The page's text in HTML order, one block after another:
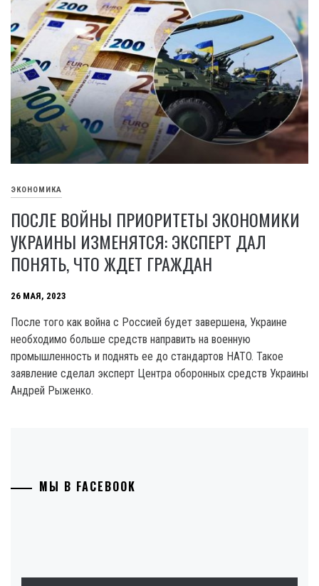
ЭКОНОМИКА
ПОСЛЕ ВОЙНЫ ПРИОРИТЕТЫ ЭКОНОМИКИ
УКРАИНЫ ИЗМЕНЯТСЯ: ЭКСПЕРТ ДАЛ
ПОНЯТЬ, ЧТО ЖДЕТ ГРАЖДАН
26 МАЯ, 2023
После того как война с Россией будет завершена, Украине
необходимо больше средств направить на военную
промышленность и поднять ее до стандартов HATO. Такое
заявление сделал эксперт Центра оборонных средств Украины
Андрей Рыженко.
МЫ В FACEBOOK